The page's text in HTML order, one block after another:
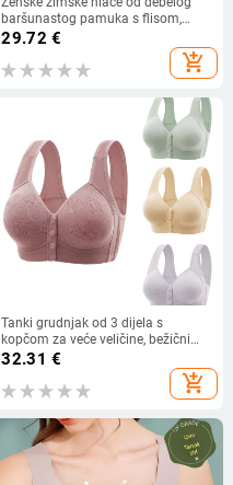
baršunastog pamuka s flisom,
debele hlače, novogodišnje tople
hlače za majke srednjih godina,
otporne na vjetar
29.72 €
add_shopping_cart
Tanki grudnjak od 3 dijela s
kopčom za veće veličine, bežični
prsluk, ljepota, podesivi stražnji dio,
velike košarice, žensko donje rublje
na veliko
32.31 €
add_shopping_cart